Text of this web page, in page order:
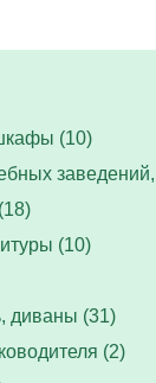
(10)
заведений,
(10)
диваны (31)
(2)